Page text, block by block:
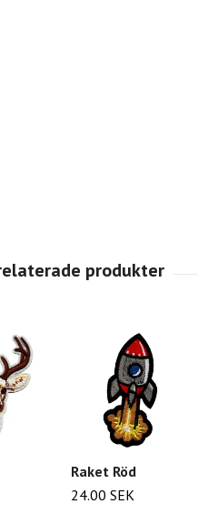
Raket Röd
24.00 SEK